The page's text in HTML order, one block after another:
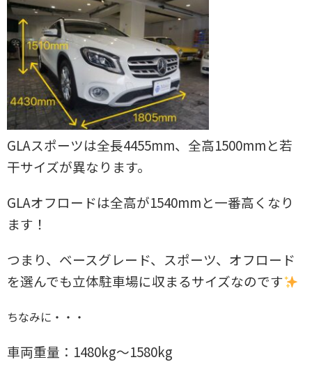
GLAスポーツは全長4455mm、全高1500mmと若
干サイズが異なります。
GLAオフロードは全高が1540mmと一番高くなり
ます！
つまり、ベースグレード、スポーツ、オフロード
を選んでも立体駐車場に収まるサイズなのです
ちなみに・・・
車両重量：1480kg～1580kg